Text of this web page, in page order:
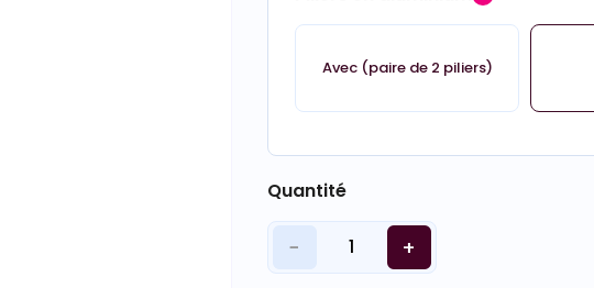
Avec (paire de 2 piliers)
Quantité
− 1 +